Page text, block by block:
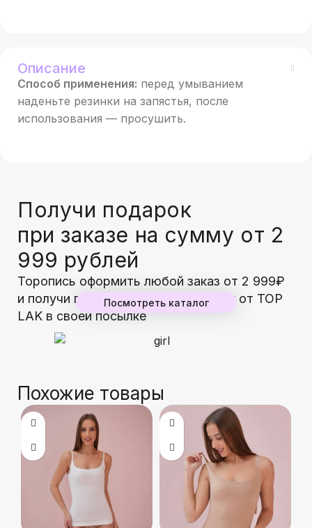
Описание
Способ применения: перед умыванием
наденьте резинки на запястья, после
использования — просушить.
Получи подарок
при заказе на сумму от 2
999 рублей
Торопись оформить любой заказ от 2 999₽
и получи гарантированный подарок от TOP
LAK в своей посылке
Посмотреть каталог
Похожие товары